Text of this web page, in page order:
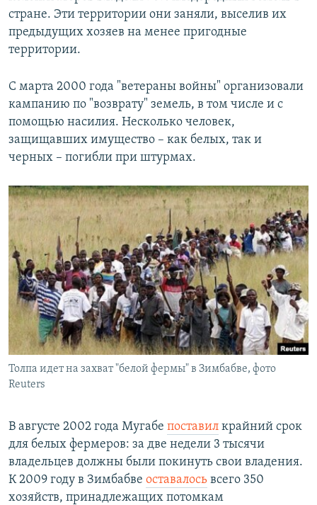
стране. Эти территории они заняли, выселив их
предыдущих хозяев на менее пригодные
территории.
С марта 2000 года "ветераны войны" организовали
кампанию по "возврату" земель, в том числе и с
помощью насилия. Несколько человек,
защищавших имущество – как белых, так и
черных – погибли при штурмах.
Толпа идет на захват "белой фермы" в Зимбабве, фото
Reuters
В августе 2002 года Мугабе поставил крайний срок
для белых фермеров: за две недели 3 тысячи
владельцев должны были покинуть свои владения.
К 2009 году в Зимбабве оставалось всего 350
хозяйств, принадлежащих потомкам